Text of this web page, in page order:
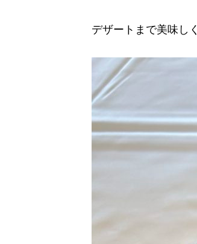
デザートまで美味し